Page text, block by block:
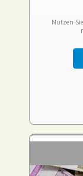
Nutzen